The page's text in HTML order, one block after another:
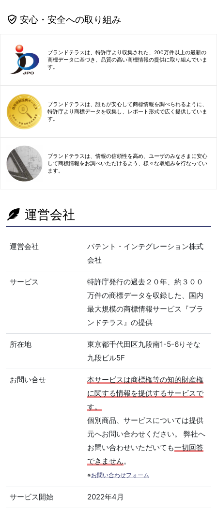
安心・安全への取り組み
ブランドテラスは、特許庁より収集された、200万件以上の最新の
商標データに基づき、品質の高い商標情報の提供に取り組んでいま
す。
ブランドテラスは、誰もが安心して商標情報を調べられるように、
特許庁より商標データを収集し、レポート形式で広く提供していま
す。
ブランドテラスは、情報の信頼性を高め、ユーザのみなさまに安心
して商標情報をお調べいただけるよう、様々な取組みを行なってい
ます。
運営会社
運営会社
パテント・インテグレーション株式
会社
サービス
特許庁発行の過去２０年、約３００
万件の商標データを収録した、国内
最大規模の商標情報サービス『ブラ
ンドテラス』の提供
所在地
東京都千代田区九段南1-5-6りそな
九段ビル5F
お問い合せ
本サービスは商標権等の知的財産権
に関する情報を提供するサービスで
す。
個別商品、サービスについては提供
元へお問い合わせください。 弊社へ
お問い合わせいただいても一切回答
できません。
※お問い合わせフォーム
サービス開始 2022年4月